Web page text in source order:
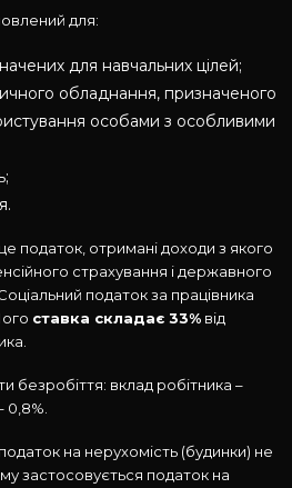
для:
для навчальних цілей;
обладнання, призначеного
особами з особливими
податок, отримані доходи з якого
страхування і державного
податок за працівника
ставка складає 33% від
безробіття: вклад робітника –
0,8%.
на нерухомість (будинки) не
застосовується податок на